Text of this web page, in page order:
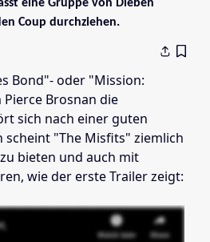
eine Gruppe von Dieben
Coup durchziehen.
Bond"- oder "Mission:
Brosnan die
sich nach einer guten
scheint "The Misfits" ziemlich
bieten und auch mit
wie der erste Trailer zeigt: